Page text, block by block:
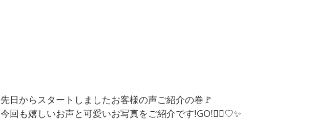
先日からスタートしましたお客様の声ご紹介の巻🚩
今回も嬉しいお声と可愛いお写真をご紹介です!GO!🏃‍♀️♡✨